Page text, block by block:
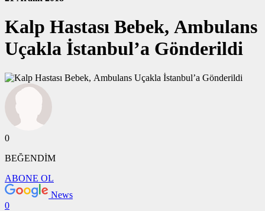
Kalp Hastası Bebek, Ambulans
Uçakla İstanbul’a Gönderildi
0
BEĞENDİM
ABONE OL
News
0